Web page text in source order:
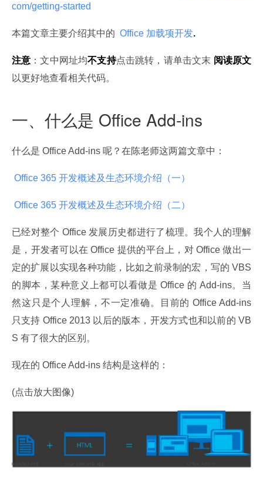
com/getting-started
本篇文章主要介绍其中的 Office 加载项开发.
注意 ：文中网址均不支持点击跳转，请单击文末 阅读原文
以更好地查看相关代码。
一、什么是 Office Add-ins
什么是 Office Add-ins 呢？在陈老师这两篇文章中：
Office 365 开发概述及生态环境介绍（一）
Office 365 开发概述及生态环境介绍（二）
已经对整个 Office 发展历史都进行了梳理。我个人的理解
是，开发者可以在 Office 提供的平台上，对 Office 做出一
定的扩展以实现各种功能，比如之前录制的宏，写的 VBS
的脚本，某种意义上都可以看做是 Office 的 Add-ins。当
然这只是个人理解，不一定准确。目前的 Office Add-ins
只支持 Office 2013 以后的版本，开发方式也和以前的 VB
S 有了很大的区别。
现在的 Office Add-ins 结构是这样的：
(点击放大图像)